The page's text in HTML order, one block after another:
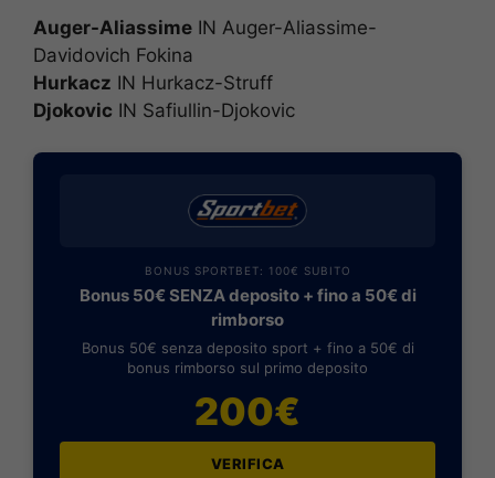
Auger-Aliassime IN Auger-Aliassime-
Davidovich Fokina
Hurkacz IN Hurkacz-Struff
Djokovic IN Safiullin-Djokovic
BONUS SPORTBET: 100€ SUBITO
Bonus 50€ SENZA deposito + fino a 50€ di
rimborso
Bonus 50€ senza deposito sport + fino a 50€ di
bonus rimborso sul primo deposito
200€
VERIFICA